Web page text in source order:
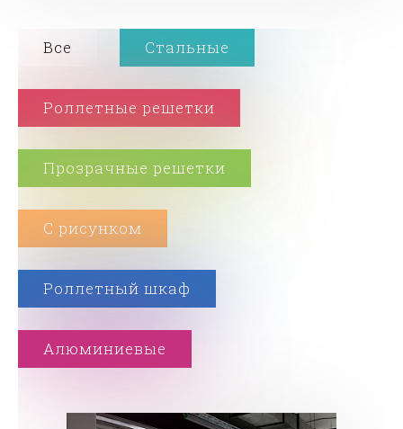
Все Стальные
Роллетные решетки
Прозрачные решетки
С рисунком
Роллетный шкаф
Алюминиевые